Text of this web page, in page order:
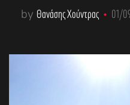
by Θανάσης Χούντρας 01/